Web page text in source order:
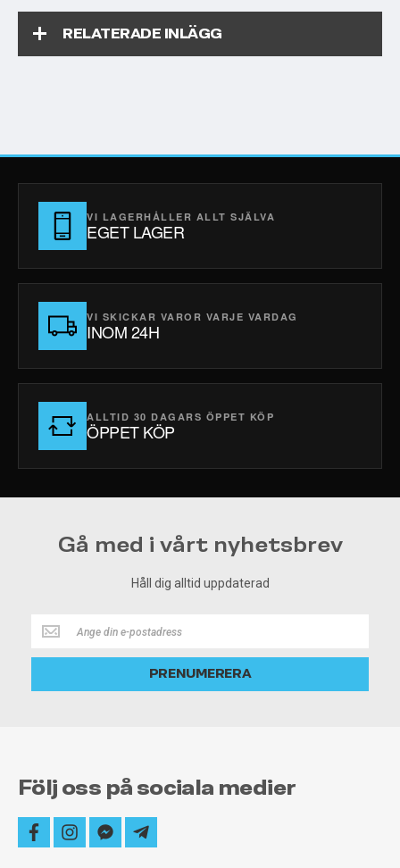
RELATERADE INLÄGG
VI LAGERHÅLLER ALLT SJÄLVA
EGET LAGER
VI SKICKAR VAROR VARJE VARDAG
INOM 24H
ALLTID 30 DAGARS ÖPPET KÖP
ÖPPET KÖP
Gå med i vårt nyhetsbrev
Håll dig alltid uppdaterad
Håll
dig
alltid
PRENUMERERA
Följ oss på sociala medier
facebookinstagram
facebook-
messenger
telegram-
plane